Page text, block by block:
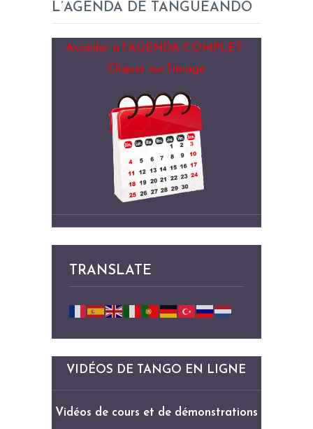
L’AGENDA DE TANGUEANDO
Accéder à l’AGENDA COMPLET :
Cliquer sur l’image
TRANSLATE
VIDÉOS DE TANGO EN LIGNE
Vidéos de cours et de démonstrations